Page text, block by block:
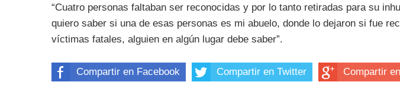
“Cuatro personas faltaban ser reconocidas y por lo tanto retiradas para su
quiero saber si una de esas personas es mi abuelo, donde lo dejaron si fue
víctimas fatales, alguien en algún lugar debe saber”.
Compartir en Facebook Compartir en Twitter Compartir